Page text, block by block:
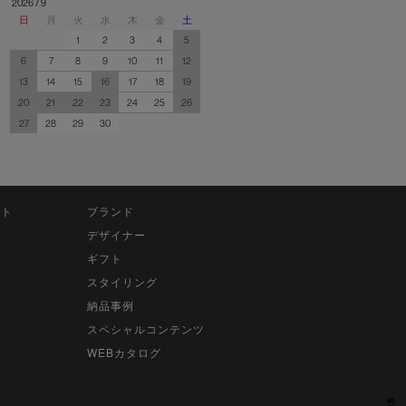
2026 / 9
日
月 火 水 木 金
土
1
2 3 4
5
6
7 8 9 10 11
12
13
14 15 16 17 18
19
20
21 22 23 24 25
26
27
28 29 30
ブランド
デザイナー
ギフト
スタイリング
納品事例
スペシャルコンテンツ
WEBカタログ